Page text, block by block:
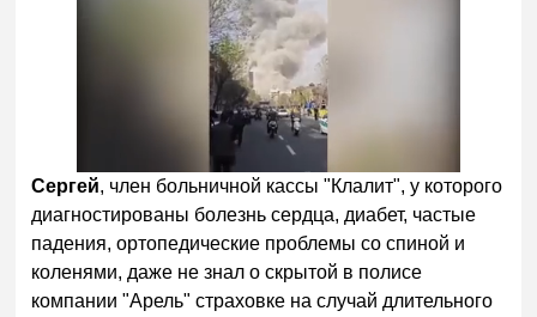
Сергей, член больничной кассы "Клалит", у которого
диагностированы болезнь сердца, диабет, частые
падения, ортопедические проблемы со спиной и
коленями, даже не знал о скрытой в полисе
компании "Арель" страховке на случай длительного